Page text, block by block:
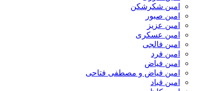
امین شکرشکن
امین صبور
امین عزیز
امین عسکری
امین فالجی
امین فرد
امین فیاض
امین فیاض و مصطفی فتاحی
امین قباد